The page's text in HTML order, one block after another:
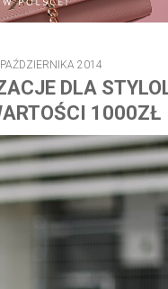
2014
DLA
1000ZŁ